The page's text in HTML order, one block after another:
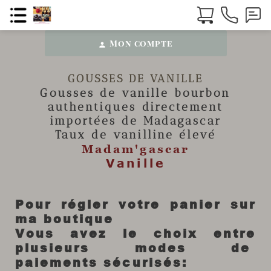
person Mon compte
GOUSSES DE VANILLE
Gousses de vanille bourbon
authentiques directement
importées de Madagascar
Taux de vanilline élevé
Madam'gascar
Vanille
Pour régler votre panier sur
ma boutique
Vous avez le choix entre
plusieurs modes de
paiements sécurisés: